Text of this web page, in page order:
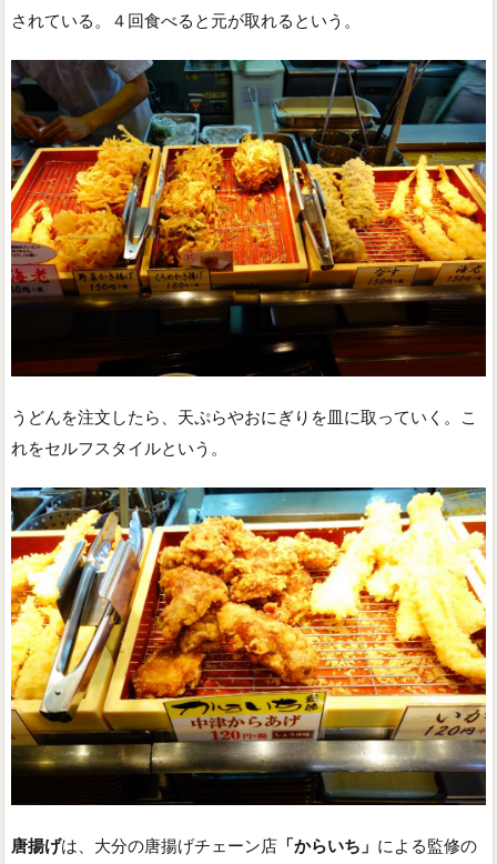
されている。４回食べると元が取れるという。
うどんを注文したら、天ぷらやおにぎりを皿に取っていく。こ
れをセルフスタイルという。
唐揚げは、大分の唐揚げチェーン店 「からいち」 による監修の